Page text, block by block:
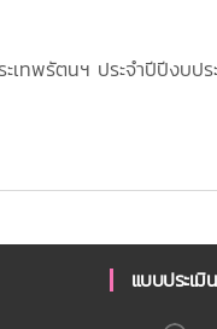
ะเทพรัตนฯ ประจำปีปีงบ
แบบประเมิ